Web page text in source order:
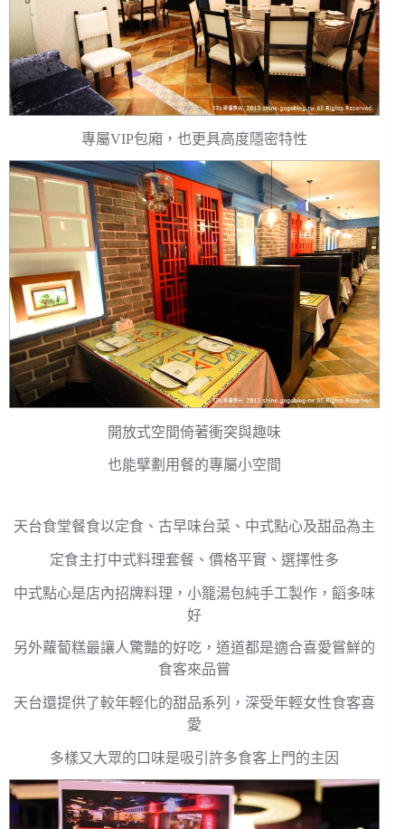
專屬VIP包廂，也更具高度隱密特性
開放式空間倚著衝突與趣味
也能擘劃用餐的專屬小空間
天台食堂餐食以定食、古早味台菜、中式點心及甜品為主
定食主打中式料理套餐、價格平實、選擇性多
中式點心是店內招牌料理，小籠湯包純手工製作，饀多味
好
另外蘿蔔糕最讓人驚豔的好吃，道道都是適合喜愛嘗鮮的
食客來品嘗
天台還提供了較年輕化的甜品系列，深受年輕女性食客喜
愛
多樣又大眾的口味是吸引許多食客上門的主因